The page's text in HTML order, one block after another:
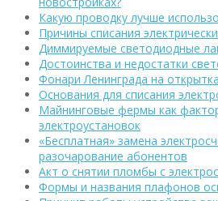
Какую проводку лучше
Причины списания
Диммируемые светодиодные
Достоинства и недостатки
Фонари Ленинграда на
Основания для списания
Майнинговые фермы как
электроустановок
«Бесплатная» замена
разочарование абонентов
Акт о снятии пломбы с
Формы и названия плафонов